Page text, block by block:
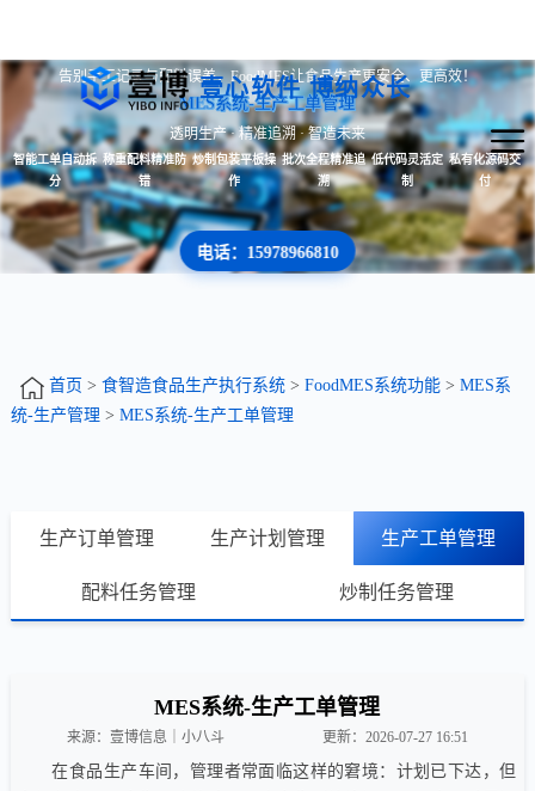
壹心软件 博纳众长
告别手工记录与配料误差，FoodMES让食品生产更安全、更高效！
MES系统-生产工单管理
透明生产 · 精准追溯 · 智造未来
智能工单自动拆
分
称重配料精准防
错
炒制包装平板操
作
批次全程精准追
溯
低代码灵活定
制
私有化源码交
付
电话：15978966810
首页 > 食智造食品生产执行系统> FoodMES系统功能> MES系
统-生产管理 > MES系统-生产工单管理
生产订单管理 生产计划管理 生产工单管理
配料任务管理 炒制任务管理
MES系统-生产工单管理
来源：壹博信息｜小八斗 更新：2026-07-27 16:51
在食品生产车间，管理者常面临这样的窘境：计划已下达，但